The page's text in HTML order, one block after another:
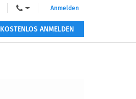
Anmelden
KOSTENLOS ANMELDEN